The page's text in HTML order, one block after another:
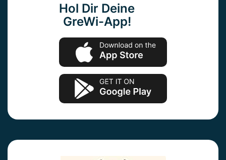
Hol Dir Deine
GreWi-App!